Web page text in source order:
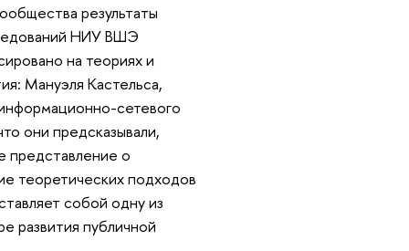
результаты
НИУ ВШЭ
на теориях и
Мануэля Кастельса,
сетевого
они предсказывали,
представление о
теоретических подходов
собой одну из
развития публичной